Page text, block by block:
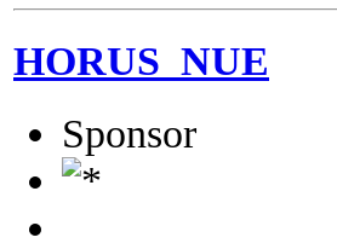
HORUS_NUE
Sponsor